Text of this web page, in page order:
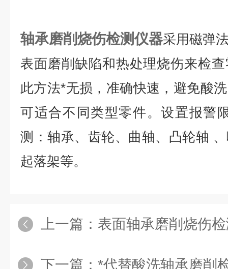
轴承磨削烧伤检测仪器采用磁弹
表面磨削缺陷和热处理烧伤来检
此方法*无损，准确快速，避免酸
可适合不同类型零件。设置报警
测：轴承、齿轮、曲轴、凸轮轴
起落架等。
上一篇： 表面轴承磨削烧伤
下一篇： *代替酸洗轴承磨削